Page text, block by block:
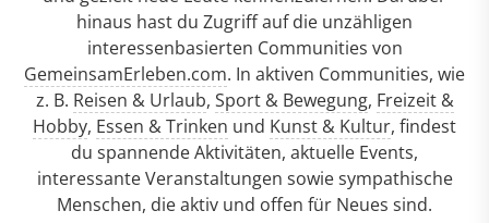
hinaus hast du Zugriff auf die unzähligen
interessenbasierten Communities von
GemeinsamErleben.com. In aktiven Communities, wie
z. B. Reisen & Urlaub, Sport & Bewegung, Freizeit &
Hobby, Essen & Trinken und Kunst & Kultur, findest
du spannende Aktivitäten, aktuelle Events,
interessante Veranstaltungen sowie sympathische
Menschen, die aktiv und offen für Neues sind.